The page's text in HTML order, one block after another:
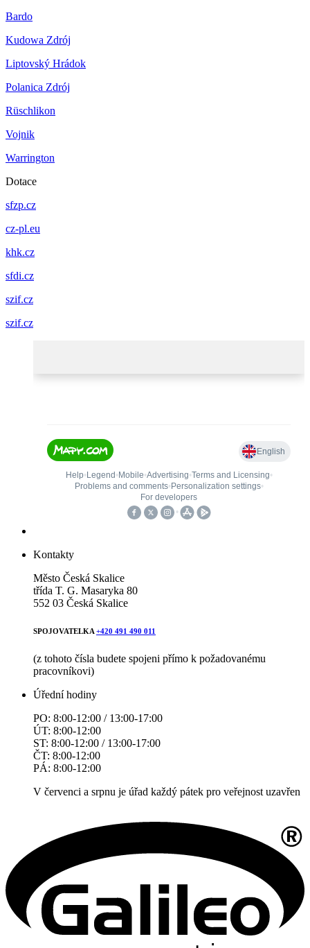
Bardo
Kudowa Zdrój
Liptovský Hrádok
Polanica Zdrój
Rüschlikon
Vojnik
Warrington
Dotace
sfzp.cz
cz-pl.eu
khk.cz
sfdi.cz
szif.cz
szif.cz
Kontakty
Město Česká Skalice
třída T. G. Masaryka 80
552 03 Česká Skalice
SPOJOVATELKA +420 491 490 011
(z tohoto čísla budete spojeni přímo k požadovanému
pracovníkovi)
Úřední hodiny
PO: 8:00-12:00 / 13:00-17:00
ÚT: 8:00-12:00
ST: 8:00-12:00 / 13:00-17:00
ČT: 8:00-12:00
PÁ: 8:00-12:00
V červenci a srpnu je úřad každý pátek pro veřejnost uzavřen